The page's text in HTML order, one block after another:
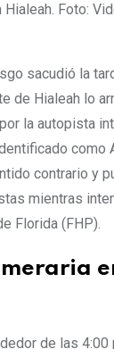
Foto:
sacudió la
de Hialeah lo
la autopista
como
contrario y
mientras
Florida (FHP).
de las 4:00